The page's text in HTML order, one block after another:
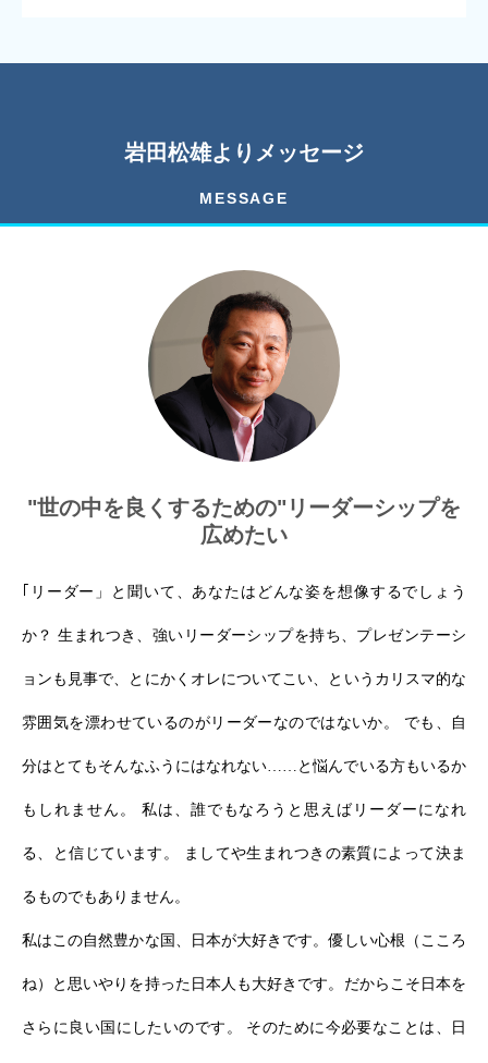
岩田松雄よりメッセージ
MESSAGE
"世の中を良くするための"リーダーシップを
広めたい
｢リーダー」と聞いて、あなたはどんな姿を想像するでしょう
か？ 生まれつき、強いリーダーシップを持ち、プレゼンテーシ
ョンも見事で、とにかくオレについてこい、というカリスマ的な
雰囲気を漂わせているのがリーダーなのではないか。 でも、自
分はとてもそんなふうにはなれない……と悩んでいる方もいるか
もしれません。 私は、誰でもなろうと思えばリーダーになれ
る、と信じています。 ましてや生まれつきの素質によって決ま
るものでもありません。
私はこの自然豊かな国、日本が大好きです。優しい心根（こころ
ね）と思いやりを持った日本人も大好きです。だからこそ日本を
さらに良い国にしたいのです。 そのために今必要なことは、日